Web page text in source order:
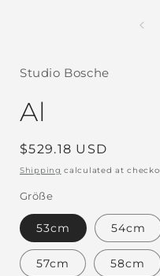
Studio Bosche
Al
Regular
price
$529.18 USD
Shipping calculated at
Größe
53cm 54cm
57cm 58cm